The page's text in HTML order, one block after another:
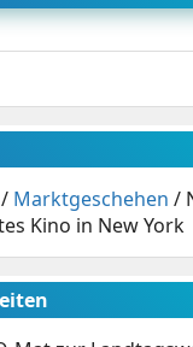
/ Marktgeschehen /
Kino in New York